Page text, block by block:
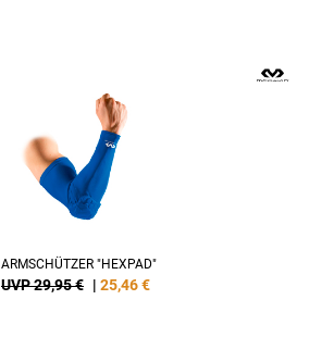
ARMSCHÜTZER "HEXPAD"
UVP 29,95 € | 25,46€